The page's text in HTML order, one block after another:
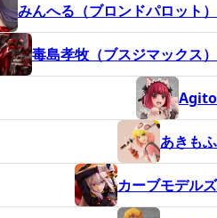
みんへる（ブロンドパロット）
毒島孝牧（ブスジマックス）
Agito
あきもふ
カーブモデルズ